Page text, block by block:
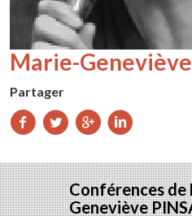
Marie-
Partager
Partager
Facebook
Partager
Twitter
Partager
Google+
Conférences de
Geneviève